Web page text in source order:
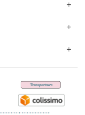


